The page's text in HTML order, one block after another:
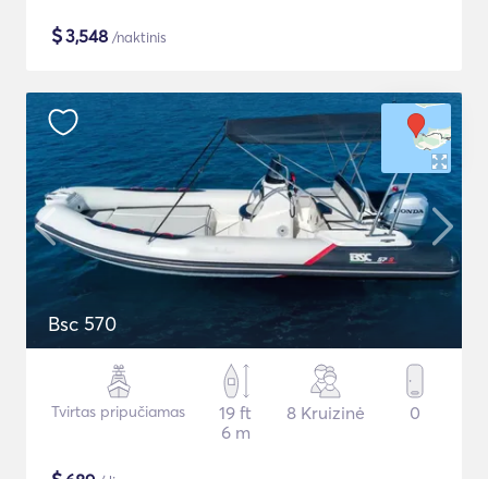
$3,548 /naktinis
Bsc 570
Tvirtas pripučiamas
19 ft
6 m
8 Kruizinė 0